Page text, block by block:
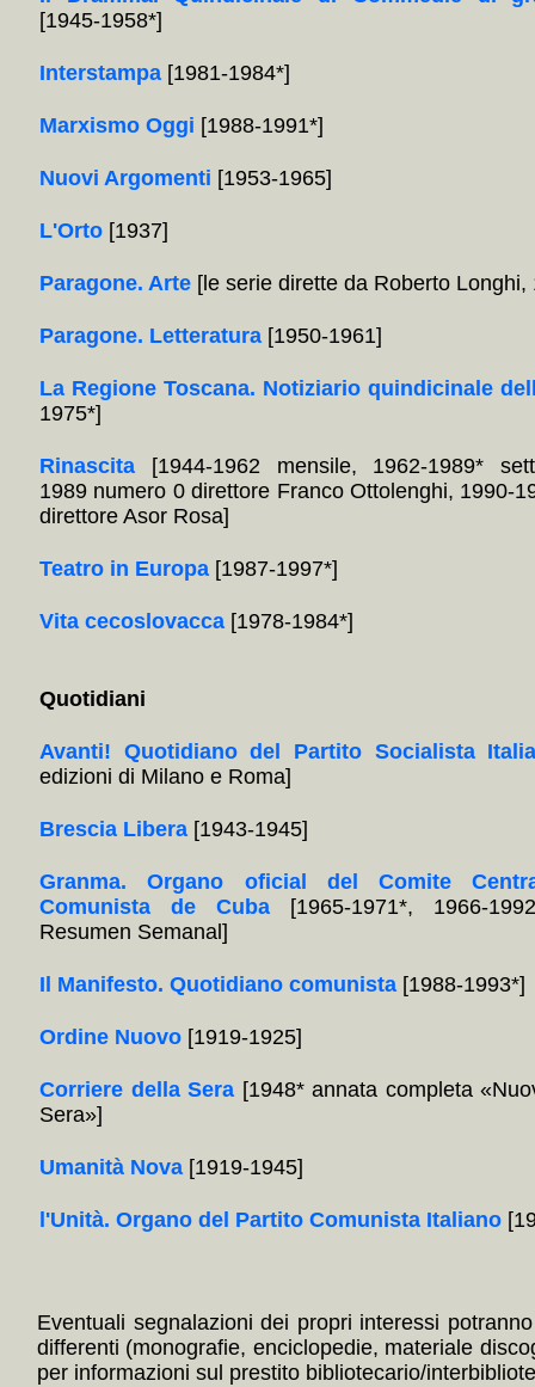
[1945-1958*]
Interstampa [1981-1984*]
Marxismo Oggi [1988-1991*]
Nuovi Argomenti [1953-1965]
L'Orto [1937]
Paragone. Arte [le serie dirette da Roberto Longhi,
Paragone. Letteratura [1950-1961]
La Regione Toscana. Notiziario quindicinale
1975*]
Rinascita [1944-1962 mensile, 1962-1989*
1989 numero 0 direttore Franco Ottolenghi, 1990-
direttore Asor Rosa]
Teatro in Europa [1987-1997*]
Vita cecoslovacca [1978-1984*]
Quotidiani
Avanti! Quotidiano del Partito Socialista
edizioni di Milano e Roma]
Brescia Libera [1943-1945]
Granma. Organo oficial del Comite
Comunista de Cuba [1965-1971*, 1966-
Resumen Semanal]
Il Manifesto. Quotidiano comunista [1988-1993*]
Ordine Nuovo [1919-1925]
Corriere della Sera [1948* annata completa
Sera»]
Umanità Nova [1919-1945]
l'Unità. Organo del Partito Comunista Italiano
Eventuali segnalazioni dei propri interessi
differenti (monografie, enciclopedie, materiale
per informazioni sul prestito bibliotecario/